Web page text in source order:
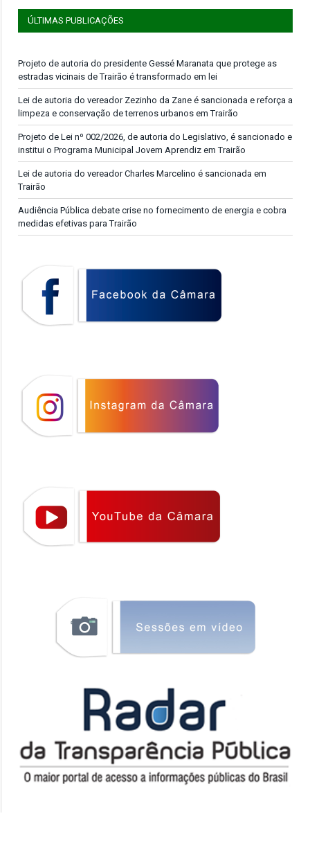
ÚLTIMAS PUBLICAÇÕES
Projeto de autoria do presidente Gessé Maranata que protege as
estradas vicinais de Trairão é transformado em lei
Lei de autoria do vereador Zezinho da Zane é sancionada e reforça a
limpeza e conservação de terrenos urbanos em Trairão
Projeto de Lei nº 002/2026, de autoria do Legislativo, é sancionado e
institui o Programa Municipal Jovem Aprendiz em Trairão
Lei de autoria do vereador Charles Marcelino é sancionada em
Trairão
Audiência Pública debate crise no fornecimento de energia e cobra
medidas efetivas para Trairão